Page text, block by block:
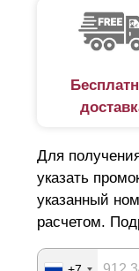
Для
указать
указанный
расчетом.